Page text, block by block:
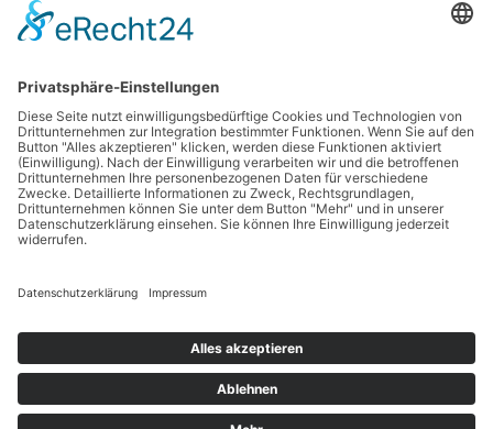
Schrumpffolien – Verpackungen
Stretchfolien – Verpackungen
Kunststoffband – Umreifung
Stahlband – Umreifung
Wellpappkartons
Lieferscheinhüllen, Selbstklebetaschen aller Formate
Copyright © 2026 Hoffmann
Datenschutz
Impressum